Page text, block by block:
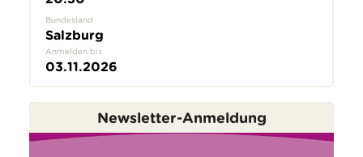
Bundesland
Salzburg
Anmelden bis
03.11.2026
Newsletter-Anmeldung